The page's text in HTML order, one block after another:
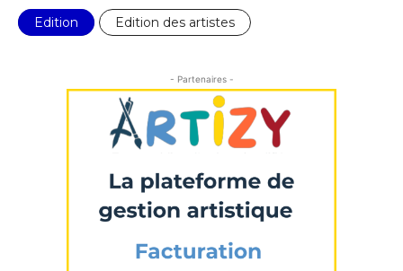
* Champ obligatoire
Edition Edition des artistes
- Partenaires -